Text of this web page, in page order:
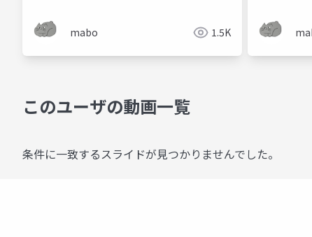
mabo 1.5K
このユーザの動画一覧
条件に一致するスライドが見つかりませんでした。